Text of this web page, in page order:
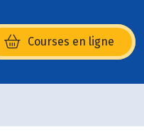
Courses en ligne